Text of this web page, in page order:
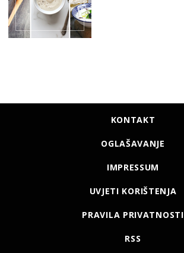
KONTAKT
OGLAŠAVANJE
IMPRESSUM
UVJETI KORIŠTENJA
PRAVILA PRIVATNOSTI
RSS